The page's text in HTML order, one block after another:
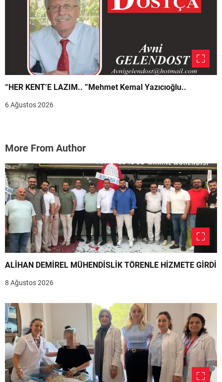
“HER KENT’E LAZIM.. ”Mehmet Kemal Yazıcıoğlu..
6 Ağustos 2026
More From Author
ALİHAN DEMİREL MÜHENDİSLİK TÖRENLE HİZMETE GİRDİ
8 Ağustos 2026